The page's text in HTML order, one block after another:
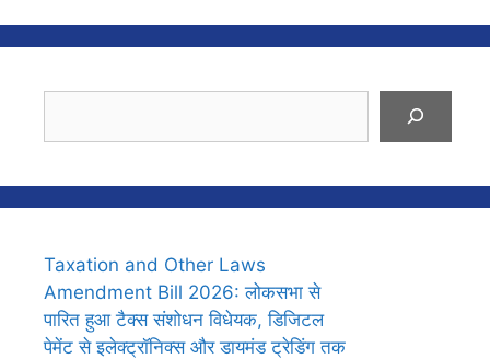
Taxation and Other Laws
Amendment Bill 2026: लोकसभा से
पारित हुआ टैक्स संशोधन विधेयक, डिजिटल
पेमेंट से इलेक्ट्रॉनिक्स और डायमंड ट्रेडिंग तक